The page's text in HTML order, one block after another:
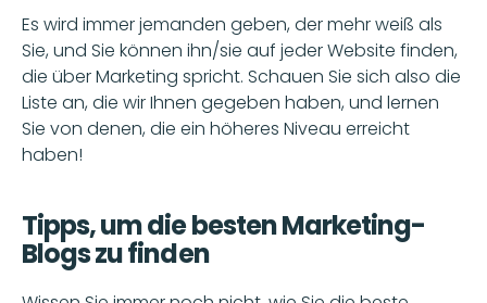
Es wird immer jemanden geben, der mehr weiß als
Sie, und Sie können ihn/sie auf jeder Website finden,
die über Marketing spricht. Schauen Sie sich also die
Liste an, die wir Ihnen gegeben haben, und lernen
Sie von denen, die ein höheres Niveau erreicht
haben!
Tipps, um die besten Marketing-
Blogs zu finden